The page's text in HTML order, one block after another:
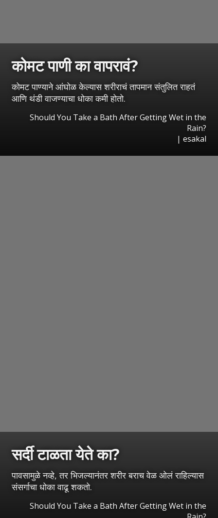
कोमट पाणी का वापरावं?
कोमट पाण्याने आंघोळ केल्यास शरीराचं तापमान संतुलित राहतं
आणि थंडी वाजण्याचा धोका कमी होतो.
Should You Take a Bath After Getting Wet in the
Rain?
| esakal
सर्दी टाळता येते का?
पावसामुळे नव्हे, तर भिजल्यानंतर शरीर बराच वेळ ओलं राहिल्यास
संसर्गाचा धोका वाढू शकतो.
Should You Take a Bath After Getting Wet in the